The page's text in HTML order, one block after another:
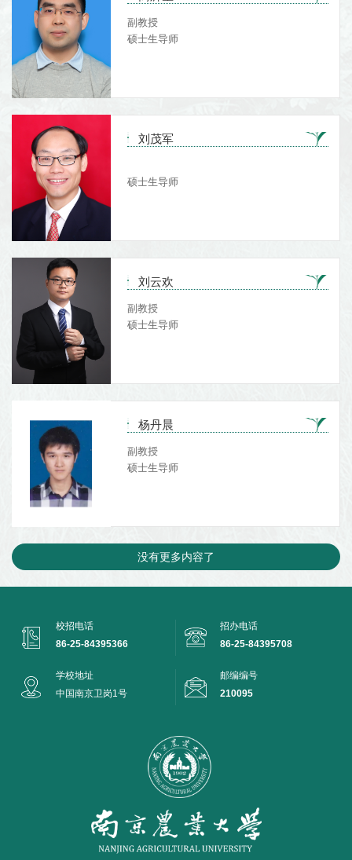
副教授
硕士生导师
刘茂军
硕士生导师
刘云欢
副教授
硕士生导师
杨丹晨
副教授
硕士生导师
没有更多内容了
校招电话
86-25-84395366
招办电话
86-25-84395708
学校地址
中国南京卫岗1号
邮编编号
210095